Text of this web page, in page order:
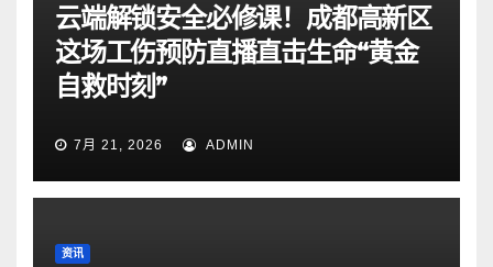
云端解锁安全必修课！成都高新区
这场工伤预防直播直击生命“黄金
自救时刻”
7月 21, 2026 ADMIN
资讯